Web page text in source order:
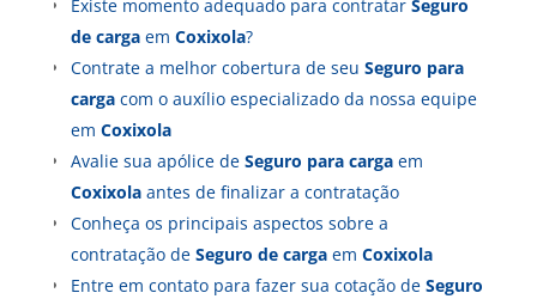
Existe momento adequado para contratar Seguro
de cargaem Coxixola?
Contrate a melhor cobertura de seu Seguro para
cargacom o auxílio especializado da nossa equipe
em Coxixola
Avalie sua apólice de Seguro para cargaem
Coxixolaantes de finalizar a contratação
Conheça os principais aspectos sobre a
contratação de Seguro de cargaem Coxixola
Entre em contato para fazer sua cotação de Seguro